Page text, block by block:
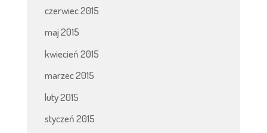
czerwiec 2015
maj 2015
kwiecień 2015
marzec 2015
luty 2015
styczeń 2015